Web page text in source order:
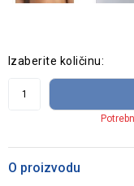
Izaberite količinu:
O proizvodu